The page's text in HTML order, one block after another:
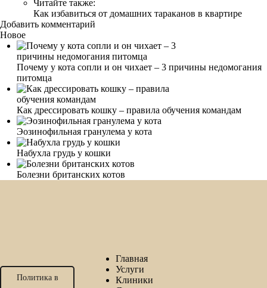
Читайте также:
Как избавиться от домашних тараканов в квартире
Добавить комментарий
Новое
Почему у кота сопли и он чихает – 3 причины недомогания
питомца
Как дрессировать кошку – правила обучения командам
Эозинофильная гранулема у кота
Набухла грудь у кошки
Болезни британских котов
Политика в
Главная
Услуги
Клиники